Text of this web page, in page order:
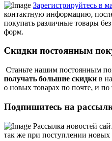
Зарегистрируйтесь в
контактную информацию,
покупать различные товары
форм.
Скидки постоянным
Станьте нашим постоянным
получать большие скидки в
о новых товарах по почте, и по
Подпишитесь на
Рассылка новостей
так же при поступлении новых